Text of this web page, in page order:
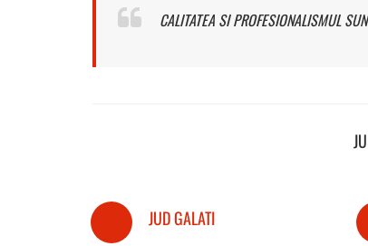
CALITATEA SI PROFESIONALISMUL
JUD GALATI